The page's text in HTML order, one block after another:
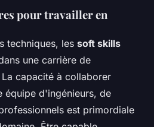
pour travailler en
techniques, les soft skills
une carrière de
capacité à collaborer
équipe d'ingénieurs, de
est primordiale